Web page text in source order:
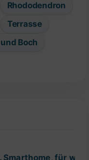
Rhododendron
Terrasse
Boch
Smarthome, für